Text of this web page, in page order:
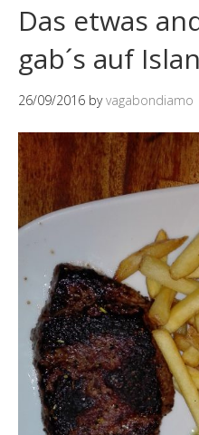
Das etwas
gab´s auf
26/09/2016 byvagabondiamo